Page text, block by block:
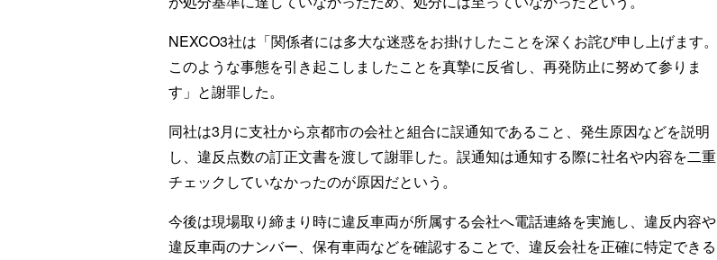
NEXCO3社は「関係者には多大な迷惑をお掛けしたことを深くお詫び申し上げます。
このような事態を引き起こしましたことを真摯に反省し、再発防止に努めて参りま
す」と謝罪した。
同社は3月に支社から京都市の会社と組合に誤通知であること、発生原因などを説明
し、違反点数の訂正文書を渡して謝罪した。誤通知は通知する際に社名や内容を二重
チェックしていなかったのが原因だという。
今後は現場取り締まり時に違反車両が所属する会社へ電話連絡を実施し、違反内容や
違反車両のナンバー、保有車両などを確認することで、違反会社を正確に特定できる